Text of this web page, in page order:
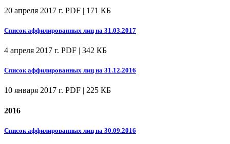
20 апреля 2017 г. PDF | 171 КБ
Список аффилированных лиц на 31.03.2017
4 апреля 2017 г. PDF | 342 КБ
Список аффилированных лиц на 31.12.2016
10 января 2017 г. PDF | 225 КБ
2016
Список аффилированных лиц на 30.09.2016